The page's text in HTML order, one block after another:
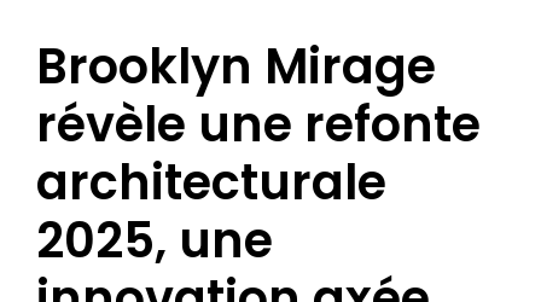
Brooklyn Mirage
révèle une refonte
architecturale
2025, une